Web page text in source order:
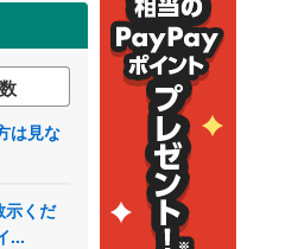
は見な
示くだ
...